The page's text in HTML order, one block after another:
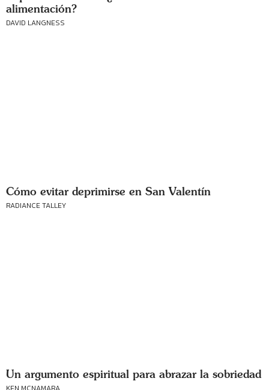
alimentación?
DAVID LANGNESS
Cómo evitar deprimirse en San Valentín
RADIANCE TALLEY
Un argumento espiritual para abrazar la sobriedad